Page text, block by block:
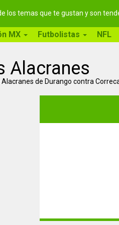
los temas que te gustan y son
MX Futbolistas NFL
Alacranes
de Durango contra